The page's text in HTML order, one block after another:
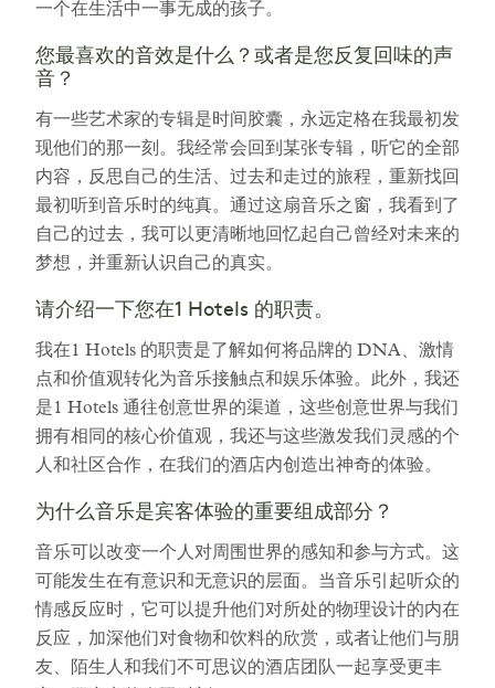
一个在生活中一事无成的孩子。
您最喜欢的音效是什么？或者是您反复回味的声
音？
有一些艺术家的专辑是时间胶囊，永远定格在我最初发
现他们的那一刻。我经常会回到某张专辑，听它的全部
内容，反思自己的生活、过去和走过的旅程，重新找回
最初听到音乐时的纯真。通过这扇音乐之窗，我看到了
自己的过去，我可以更清晰地回忆起自己曾经对未来的
梦想，并重新认识自己的真实。
请介绍一下您在1 Hotels 的职责。
我在1 Hotels 的职责是了解如何将品牌的 DNA、激情
点和价值观转化为音乐接触点和娱乐体验。此外，我还
是1 Hotels 通往创意世界的渠道，这些创意世界与我们
拥有相同的核心价值观，我还与这些激发我们灵感的个
人和社区合作，在我们的酒店内创造出神奇的体验。
为什么音乐是宾客体验的重要组成部分？
音乐可以改变一个人对周围世界的感知和参与方式。这
可能发生在有意识和无意识的层面。当音乐引起听众的
情感反应时，它可以提升他们对所处的物理设计的内在
反应，加深他们对食物和饮料的欣赏，或者让他们与朋
友、陌生人和我们不可思议的酒店团队一起享受更丰